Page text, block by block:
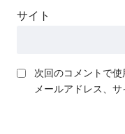
サイト
次回のコメントで使
メールアドレス、サ